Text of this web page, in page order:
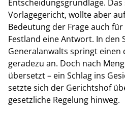
Entscheidungsgrundlage.
Vorlagegericht, wollte aber
Bedeutung der Frage auch
Festland eine Antwort. In den
Generalanwalts springt einen
geradezu an. Doch nach
übersetzt – ein Schlag ins
setzte sich der Gerichtshof
gesetzliche Regelung hinweg.